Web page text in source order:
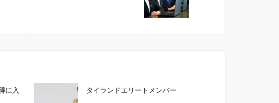
に入
タイランドエリートメンバー